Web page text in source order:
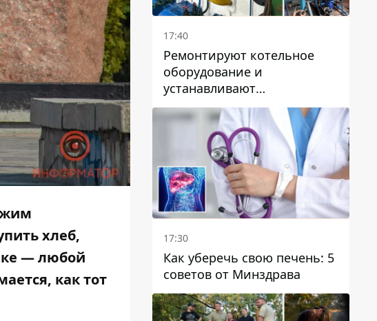
хлеб,
— любой
как тот
17:40
Ремонтируют котельное
оборудование и
устанавливают
генераторные установки:
как в Днепре готовятся к
отопительному сезону
17:30
Как уберечь свою печень: 5
советов от Минздрава